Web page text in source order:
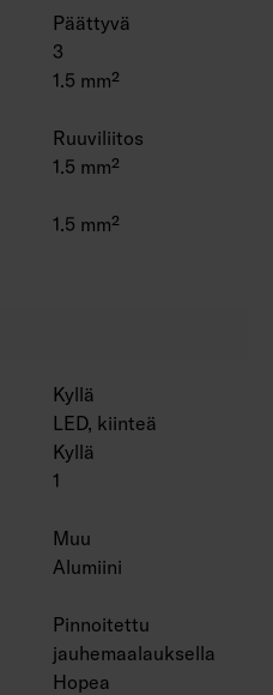
Päättyvä
3
1.5 mm²
Ruuviliitos
1.5 mm²
1.5 mm²
Kyllä
LED, kiinteä
Kyllä
1
Muu
Alumiini
Pinnoitettu
jauhemaalauksella
Hopea